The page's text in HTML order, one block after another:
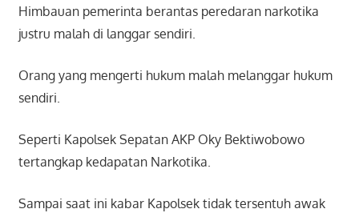
Himbauan pemerinta berantas peredaran narkotika
justru malah di langgar sendiri.
Orang yang mengerti hukum malah melanggar hukum
sendiri.
Seperti Kapolsek Sepatan AKP Oky Bektiwobowo
tertangkap kedapatan Narkotika.
Sampai saat ini kabar Kapolsek tidak tersentuh awak